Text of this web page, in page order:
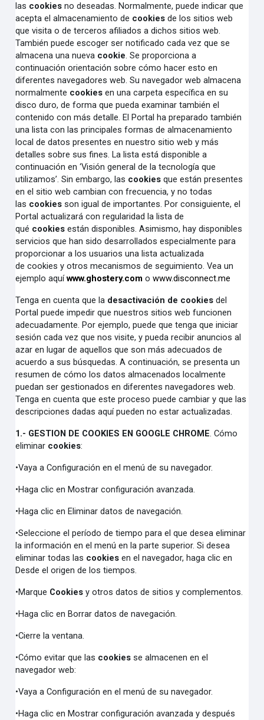
las cookies no deseadas. Normalmente, puede indicar que
acepta el almacenamiento de cookies de los sitios web
que visita o de terceros afiliados a dichos sitios web.
También puede escoger ser notificado cada vez que se
almacena una nueva cookie. Se proporciona a
continuación orientación sobre cómo hacer esto en
diferentes navegadores web. Su navegador web almacena
normalmente cookies en una carpeta específica en su
disco duro, de forma que pueda examinar también el
contenido con más detalle. El Portal ha preparado también
una lista con las principales formas de almacenamiento
local de datos presentes en nuestro sitio web y más
detalles sobre sus fines. La lista está disponible a
continuación en ‘Visión general de la tecnología que
utilizamos’. Sin embargo, las cookies que están presentes
en el sitio web cambian con frecuencia, y no todas
las cookies son igual de importantes. Por consiguiente, el
Portal actualizará con regularidad la lista de
qué cookies están disponibles. Asimismo, hay disponibles
servicios que han sido desarrollados especialmente para
proporcionar a los usuarios una lista actualizada
de cookies y otros mecanismos de seguimiento. Vea un
ejemplo aquíwww.ghostery.com owww.disconnect.me
Tenga en cuenta que la desactivación de cookiesdel
Portal puede impedir que nuestros sitios web funcionen
adecuadamente. Por ejemplo, puede que tenga que iniciar
sesión cada vez que nos visite, y pueda recibir anuncios al
azar en lugar de aquellos que son más adecuados de
acuerdo a sus búsquedas. A continuación, se presenta un
resumen de cómo los datos almacenados localmente
puedan ser gestionados en diferentes navegadores web.
Tenga en cuenta que este proceso puede cambiar y que las
descripciones dadas aquí pueden no estar actualizadas.
1.- GESTION DE COOKIES EN GOOGLE CHROME. Cómo
eliminar cookies:
•Vaya a Configuración en el menú de su navegador.
•Haga clic en Mostrar configuración avanzada.
•Haga clic en Eliminar datos de navegación.
•Seleccione el período de tiempo para el que desea eliminar
la información en el menú en la parte superior. Si desea
eliminar todas las cookies en el navegador, haga clic en
Desde el origen de los tiempos.
•Marque Cookies y otros datos de sitios y complementos.
•Haga clic en Borrar datos de navegación.
•Cierre la ventana.
•Cómo evitar que las cookies se almacenen en el
navegador web:
•Vaya a Configuración en el menú de su navegador.
•Haga clic en Mostrar configuración avanzada y después